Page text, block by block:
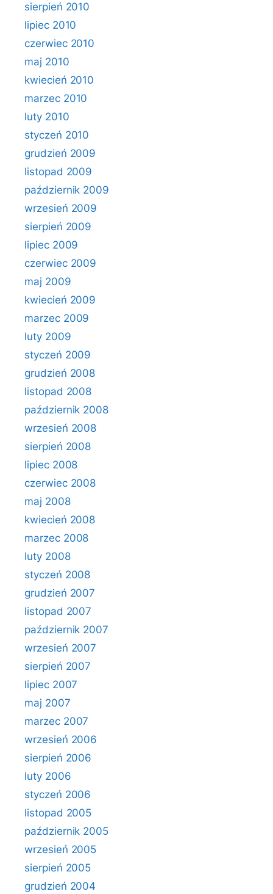
sierpień 2010
lipiec 2010
czerwiec 2010
maj 2010
kwiecień 2010
marzec 2010
luty 2010
styczeń 2010
grudzień 2009
listopad 2009
październik 2009
wrzesień 2009
sierpień 2009
lipiec 2009
czerwiec 2009
maj 2009
kwiecień 2009
marzec 2009
luty 2009
styczeń 2009
grudzień 2008
listopad 2008
październik 2008
wrzesień 2008
sierpień 2008
lipiec 2008
czerwiec 2008
maj 2008
kwiecień 2008
marzec 2008
luty 2008
styczeń 2008
grudzień 2007
listopad 2007
październik 2007
wrzesień 2007
sierpień 2007
lipiec 2007
maj 2007
marzec 2007
wrzesień 2006
sierpień 2006
luty 2006
styczeń 2006
listopad 2005
październik 2005
wrzesień 2005
sierpień 2005
grudzień 2004